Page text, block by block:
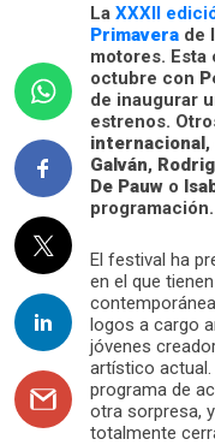
La XXXII
Primavera de
motores.
octubre con
de inaugurar
estrenos.
internacional,
Galván,
De Pauw o
programación.
El festival ha
en el que
logos a cargo
jóvenes
artístico
programa de
otra sorpresa,
totalmente